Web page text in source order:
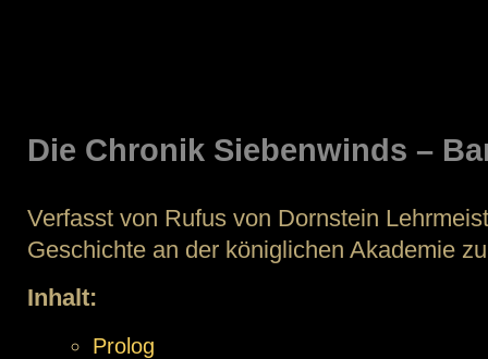
Die Chronik Siebenwinds –
Verfasst von Rufus von Dornstein
Geschichte an der königlichen Akademie
Inhalt:
Prolog